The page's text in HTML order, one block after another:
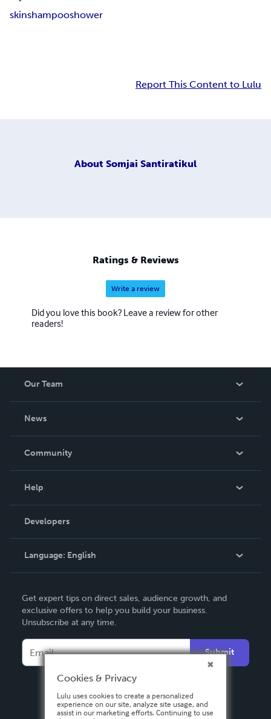
skinshampooshower
Report This Content to Lulu
About Somjai Santiratikul
Ratings & Reviews
Write a review
Did you love this book? Leave a review for other
readers!
Our Team
News
In The News
Community
Podcast
Help
Order Lookup
Knowledge Base
Contact Support
Developers
Language: English
Deutsch
Français
Español
Get expert tips on direct sales, audience growth, and
exclusive offers to help you build your business.
Unsubscribe at any time.
Submit
Cookies & Privacy
Lulu uses cookies to create a personalized
experience on our site, analyze site usage, and
assist in our marketing efforts. Continuing to use